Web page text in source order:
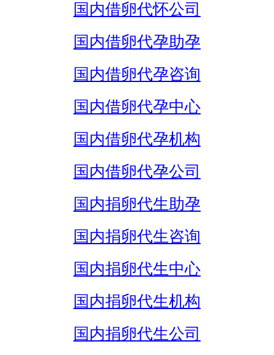
国内借卵代怀公司
国内借卵代孕助孕
国内借卵代孕咨询
国内借卵代孕中心
国内借卵代孕机构
国内借卵代孕公司
国内捐卵代生助孕
国内捐卵代生咨询
国内捐卵代生中心
国内捐卵代生机构
国内捐卵代生公司